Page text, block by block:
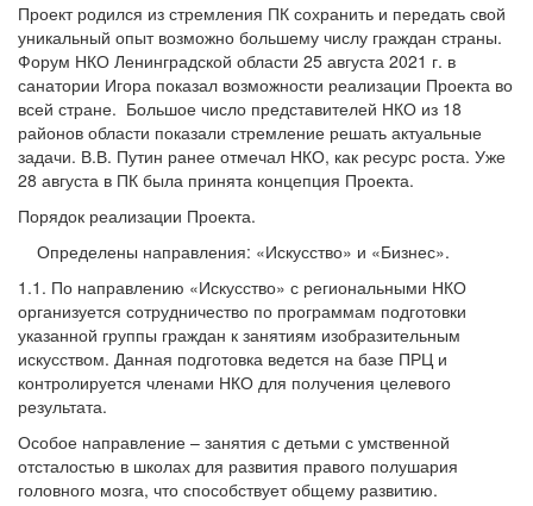
Проект родился из стремления ПК сохранить и передать свой
уникальный опыт возможно большему числу граждан страны.
Форум НКО Ленинградской области 25 августа 2021 г. в
санатории Игора показал возможности реализации Проекта во
всей стране. Большое число представителей НКО из 18
районов области показали стремление решать актуальные
задачи. В.В. Путин ранее отмечал НКО, как ресурс роста. Уже
28 августа в ПК была принята концепция Проекта.
Порядок реализации Проекта.
Определены направления: «Искусство» и «Бизнес».
1.1. По направлению «Искусство» с региональными НКО
организуется сотрудничество по программам подготовки
указанной группы граждан к занятиям изобразительным
искусством. Данная подготовка ведется на базе ПРЦ и
контролируется членами НКО для получения целевого
результата.
Особое направление – занятия с детьми с умственной
отсталостью в школах для развития правого полушария
головного мозга, что способствует общему развитию.